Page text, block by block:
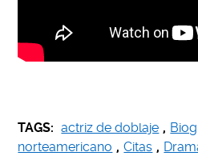
TAGS: actriz de doblaje ,
norteamericano , Citas ,